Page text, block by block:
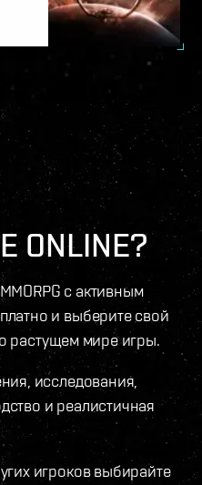
ONLINE?
с активным
и выберите свой
растущем мире игры.
исследования,
и реалистичная
игроков выбирайте